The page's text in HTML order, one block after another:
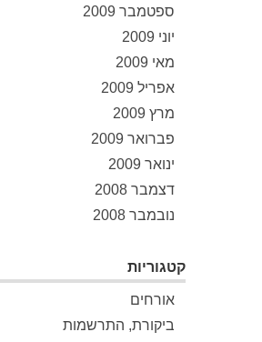
ספטמבר 2009
יוני 2009
מאי 2009
אפריל 2009
מרץ 2009
פברואר 2009
ינואר 2009
דצמבר 2008
נובמבר 2008
קטגוריות
אורחים
ביקורת, התרשמות